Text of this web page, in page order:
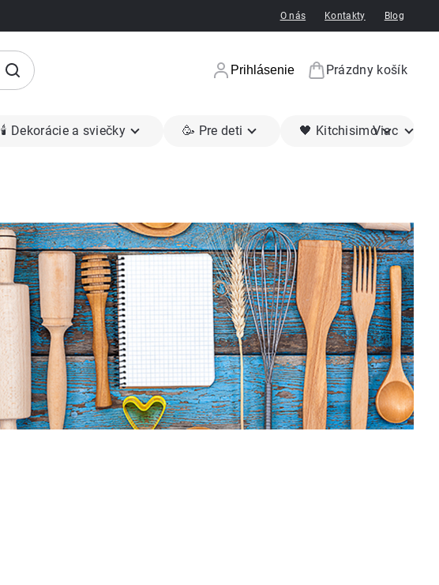
O nás Kontakty Blog
Prihlásenie
Nákupný
Prázdny košík
🕯 Dekorácie a sviečky 🥳 Pre deti 🖤 KitchisimoViac